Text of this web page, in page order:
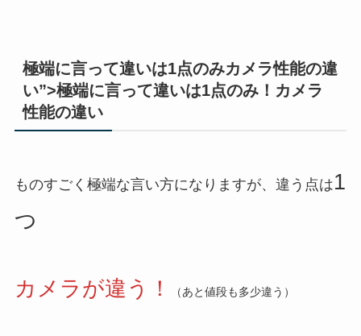
極端に言って違いは1点のみカメラ性能の違
い”>極端に言って違いは1点のみ！カメラ
性能の違い
ものすごく極端な言い方になりますが、違う点は1
つ
カメラが違う！ （あと値段も多少違う）